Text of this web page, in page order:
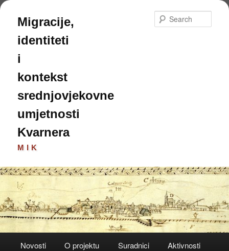
Skip
primary
content
Migracije,
identiteti
i
kontekst
srednjovjekovne
umjetnosti
Kvarnera
MIK
Novosti O projektu Suradnici Aktivnosti